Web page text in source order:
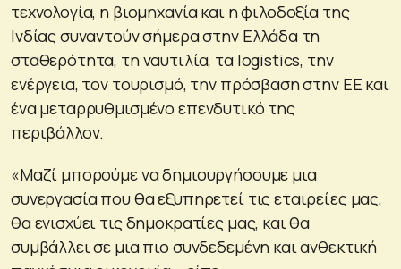
τεχνολογία, η βιομηχανία και η φιλοδοξία της
Ινδίας συναντούν σήμερα στην Ελλάδα τη
σταθερότητα, τη ναυτιλία, τα logistics, την
ενέργεια, τον τουρισμό, την πρόσβαση στην ΕΕ και
ένα μεταρρυθμισμένο επενδυτικό της
περιβάλλον.
«Μαζί μπορούμε να δημιουργήσουμε μια
συνεργασία που θα εξυπηρετεί τις εταιρείες μας,
θα ενισχύει τις δημοκρατίες μας, και θα
συμβάλλει σε μια πιο συνδεδεμένη και ανθεκτική